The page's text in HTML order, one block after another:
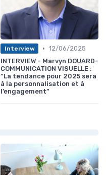
Interview • 12/06/2025
INTERVIEW - Marvyn DOUARD-
COMMUNICATION VISUELLE :
“La tendance pour 2025 sera
à la personnalisation et à
l’engagement”